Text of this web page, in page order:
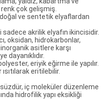
çok gelişmiş.
ve sentetik elyaflardan
sadece akrilik elyafın ikincisidir.
oksidan, hidrokarbonlar,
asitlere karşı
dayanıklıdır.
eriyik eğirme ile yapılır.
eritilebilir.
iç moleküler düzenleme
hidrofilik yapı eksikliği